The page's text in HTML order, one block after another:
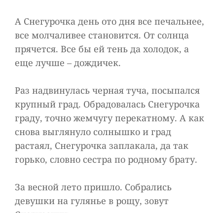
А Снегурочка день ото дня все печальнее,
все молчаливее становится. От солнца
прячется. Все бы ей тень да холодок, а
еще лучше – дождичек.
Раз надвинулась черная туча, посыпался
крупный град. Обрадовалась Снегурочка
граду, точно жемчугу перекатному. А как
снова выглянуло солнышко и град
растаял, Снегурочка заплакала, да так
горько, словно сестра по родному брату.
За весной лето пришло. Собрались
девушки на гулянье в рощу, зовут